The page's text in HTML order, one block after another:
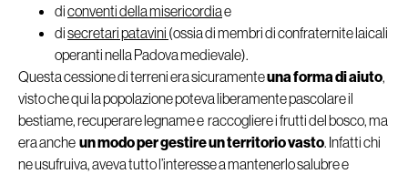
diconventi della misericordiae
disecretari patavini (ossia di membri di confraternite laicali
operanti nella Padova medievale).
Questa cessione di terreni era sicuramenteuna forma di aiuto,
visto che qui la popolazione poteva liberamente pascolare il
bestiame, recuperare legname e raccogliere i frutti del bosco, ma
era anche un modo per gestire un territorio vasto. Infatti chi
ne usufruiva, aveva tutto l’interesse a mantenerlo salubre e